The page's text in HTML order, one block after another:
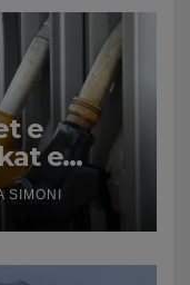
e
e
e
naftën
SIMONI